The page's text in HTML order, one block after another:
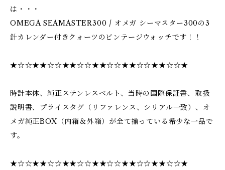
は・・・
OMEGA SEAMASTER300 / オメガ シーマスター300の3
針カレンダー付きクォーツのビンテージウォッチです！！
★☆☆★★☆☆★★☆☆★★☆☆★★☆☆★★☆☆★
時計本体、純正ステンレスベルト、当時の国際保証書、取扱
説明書、プライスタグ（リファレンス、シリアル一致）、オ
メガ純正BOX（内箱＆外箱）が全て揃っている希少な一品で
す。
★☆☆★★☆☆★★☆☆★★☆☆★★☆☆★★☆☆★